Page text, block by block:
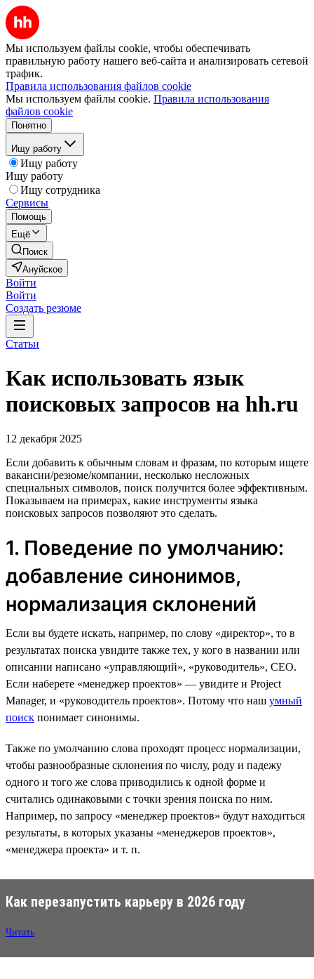
Мы используем файлы cookie, чтобы обеспечивать
правильную работу нашего веб-сайта и анализировать сетевой
трафик.
Правила использования файлов cookie
Мы используем файлы cookie. Правила использования
файлов cookie
Понятно
Ищу работу
Ищу работу
Ищу работу
Ищу сотрудника
Сервисы
Помощь
Ещё
Поиск
Ануйское
Войти
Войти
Создать резюме
Статьи
Как использовать язык
поисковых запросов на hh.ru
12 декабря 2025
Если добавить к обычным словам и фразам, по которым ищете
вакансии/резюме/компании, несколько несложных
специальных символов, поиск получится более эффективным.
Показываем на примерах, какие инструменты языка
поисковых запросов позволяют это сделать.
1. Поведение по умолчанию:
добавление синонимов,
нормализация склонений
Если вы будете искать, например, по слову «директор», то в
результатах поиска увидите также тех, у кого в названии или
описании написано «управляющий», «руководитель», CEO.
Если наберете «менеджер проектов» — увидите и Project
Manager, и «руководитель проектов». Потому что наш умный
поиск понимает синонимы.
Также по умолчанию слова проходят процесс нормализации,
чтобы разнообразные склонения по числу, роду и падежу
одного и того же слова приводились к одной форме и
считались одинаковыми с точки зрения поиска по ним.
Например, по запросу «менеджер проектов» будут находиться
результаты, в которых указаны «менеджеров проектов»,
«менеджера проекта» и т. п.
Как перезапустить карьеру в 2026 году
Читать